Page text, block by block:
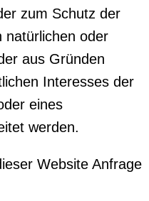
zum Schutz der
natürlichen oder
aus Gründen
Interesses der
eines
werden.
Website Anfrage